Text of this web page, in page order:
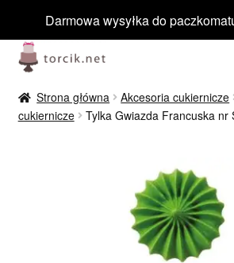
Darmowa wysyłka do
Przejdź
do
nawigacji
Przejdź
do
treści
Jadalne
Strona główna Akcesoria cukiernicze
cukiernicze
Tylka Gwiazda Francuska nr